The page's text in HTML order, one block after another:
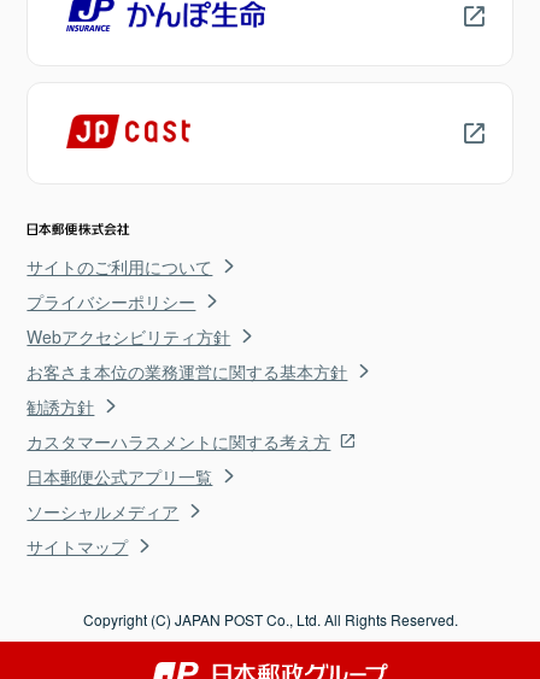
サイトのご利用について
プライバシーポリシー
Webアクセシビリティ方針
お客さま本位の業務運営に関する基本方針
勧誘方針
カスタマーハラスメントに関する考え方
日本郵便公式アプリ一覧
ソーシャルメディア
サイトマップ
Copyright (C) JAPAN POST Co., Ltd. All Rights Reserved.